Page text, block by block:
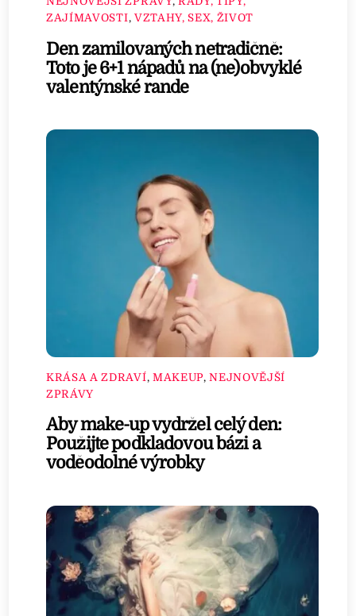
ZAJÍMAVOSTI, VZTAHY, SEX, ŽIVOT
Den zamilovaných netradičně:
Toto je 6+1 nápadů na (ne)obvyklé
valentýnské rande
KRÁSA A ZDRAVÍ, MAKEUP,NEJNOVĚJŠÍ
ZPRÁVY
Aby make-up vydržel celý den:
Použijte podkladovou bázi a
voděodolné výrobky